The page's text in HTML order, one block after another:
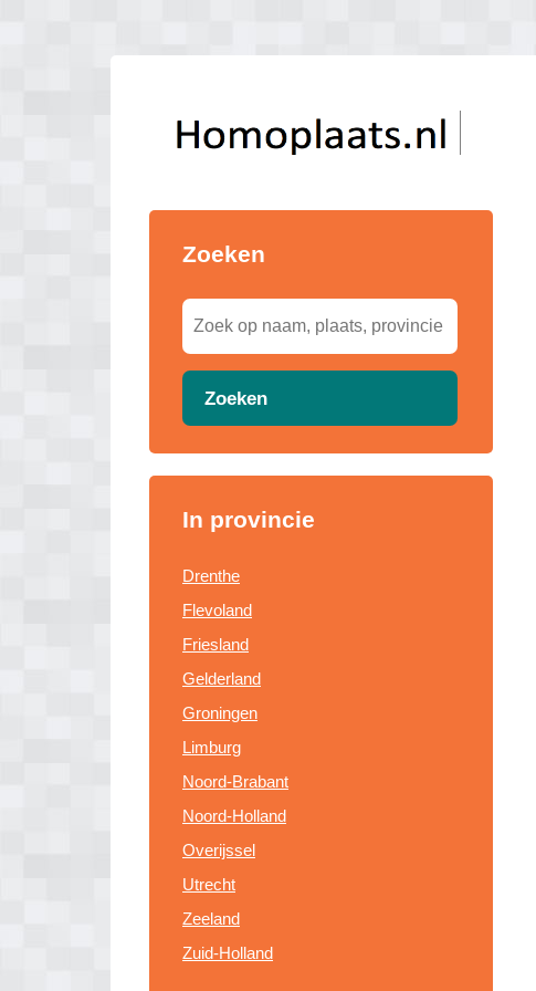
Zoeken
Zoeken
In provincie
Drenthe
Flevoland
Friesland
Gelderland
Groningen
Limburg
Noord-Brabant
Noord-Holland
Overijssel
Utrecht
Zeeland
Zuid-Holland